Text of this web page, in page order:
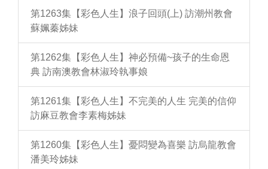
第1263集【彩色人生】浪子回頭(上) 訪潮州教會
蘇姵蓁姊妹
第1262集【彩色人生】神必預備~孩子的生命恩
典 訪南澳教會林淑玲執事娘
第1261集【彩色人生】不完美的人生 完美的信仰
訪麻豆教會李素梅姊妹
第1260集【彩色人生】憂悶變為喜樂 訪烏龍教會
潘美玲姊妹